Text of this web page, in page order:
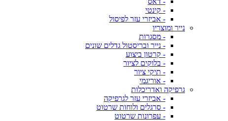
- קינטי
- אביזרי עזר לפיסול
נייר ומוצריו
- מסגרות
- נייר ובריסטול גדלים שונים
- קרטון ביצוע
- בלוקים לציור
- תיקי ציור
- אוריגמי
גרפיקה ואדריכלות
- אביזרי עזר לגרפיקה
- סרגלים ולוחות שרטוט
- עפרונות שרטוט